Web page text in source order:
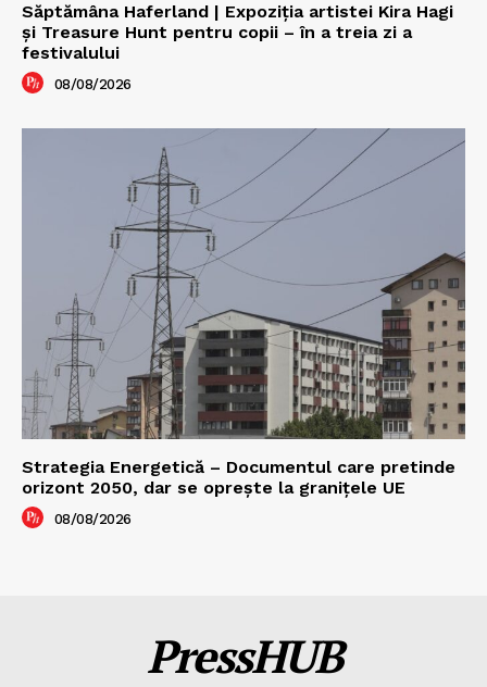
Săptămâna Haferland | Expoziţia artistei Kira Hagi
şi Treasure Hunt pentru copii – în a treia zi a
festivalului
08/08/2026
Strategia Energetică – Documentul care pretinde
orizont 2050, dar se oprește la granițele UE
08/08/2026
PressHUB